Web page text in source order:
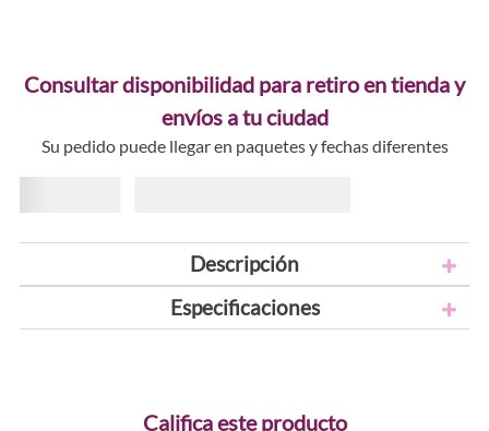
Consultar disponibilidad para retiro en tienda y
envíos a tu ciudad
Su pedido puede llegar en paquetes y fechas diferentes
Descripción
Especificaciones
Califica este producto